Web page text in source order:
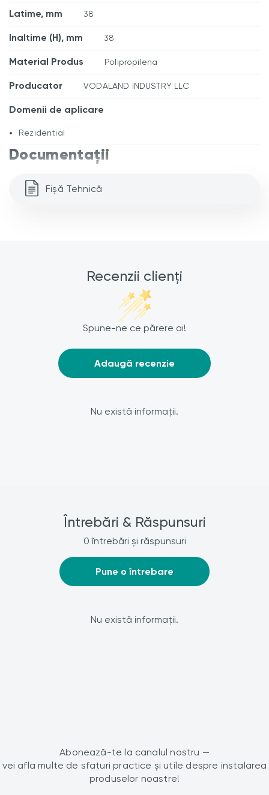
Latime, mm 38
Inaltime (H), mm 38
Material Produs Polipropilena
Producator VODALAND INDUSTRY LLC
Domenii de aplicare
Rezidential
Documentații
Fișă Tehnică
Recenzii clienți
Spune-ne ce părere ai!
Adaugă recenzie
Nu există informații.
Întrebări & Răspunsuri
0 întrebări și răspunsuri
Pune o întrebare
Nu există informații.
Abonează-te la canalul nostru —
vei afla multe de sfaturi practice și utile despre instalarea
produselor noastre!